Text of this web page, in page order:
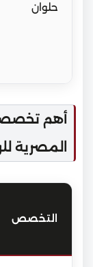
حلوان
أهم
المصرية
التخصص